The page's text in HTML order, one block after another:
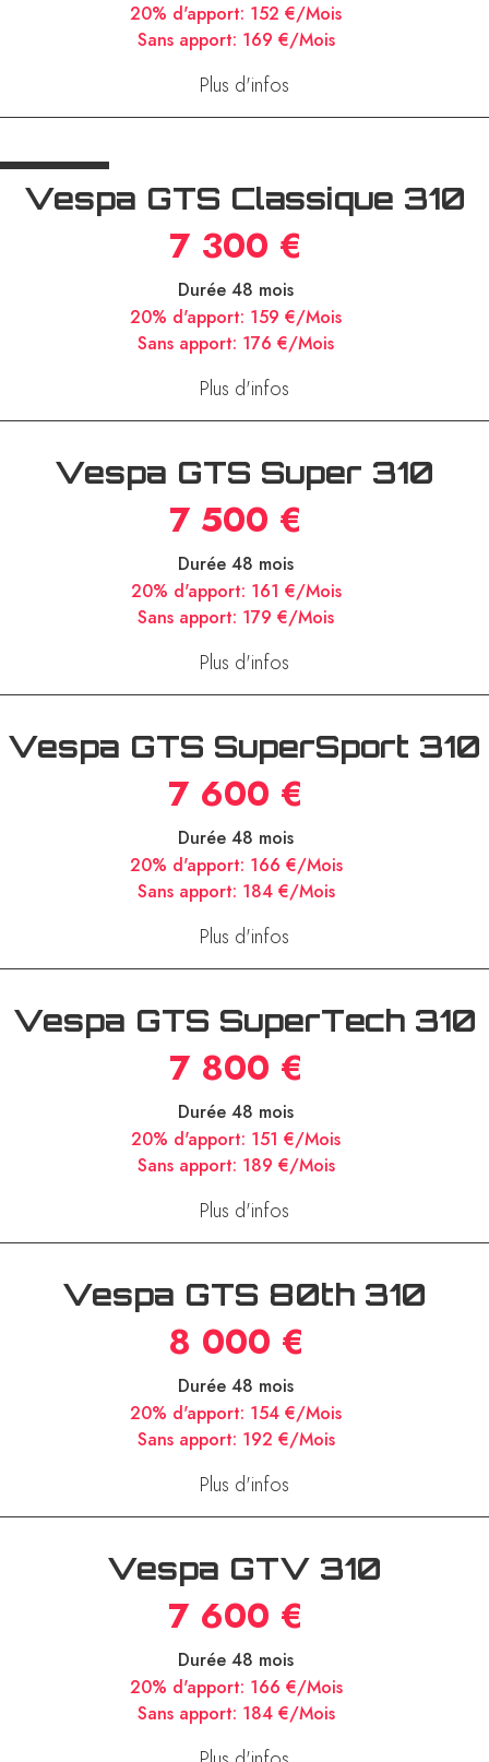
20% d'apport: 152 €/Mois
Sans apport: 169 €/Mois
Plus d'infos
Vespa GTS Classique 310
7 300 €
Durée 48 mois
20% d'apport: 159 €/Mois
Sans apport: 176 €/Mois
Plus d'infos
Vespa GTS Super 310
7 500 €
Durée 48 mois
20% d'apport: 161 €/Mois
Sans apport: 179 €/Mois
Plus d'infos
Vespa GTS SuperSport 310
7 600 €
Durée 48 mois
20% d'apport: 166 €/Mois
Sans apport: 184 €/Mois
Plus d'infos
Vespa GTS SuperTech 310
7 800 €
Durée 48 mois
20% d'apport: 151 €/Mois
Sans apport: 189 €/Mois
Plus d'infos
Vespa GTS 80th 310
8 000 €
Durée 48 mois
20% d'apport: 154 €/Mois
Sans apport: 192 €/Mois
Plus d'infos
Vespa GTV 310
7 600 €
Durée 48 mois
20% d'apport: 166 €/Mois
Sans apport: 184 €/Mois